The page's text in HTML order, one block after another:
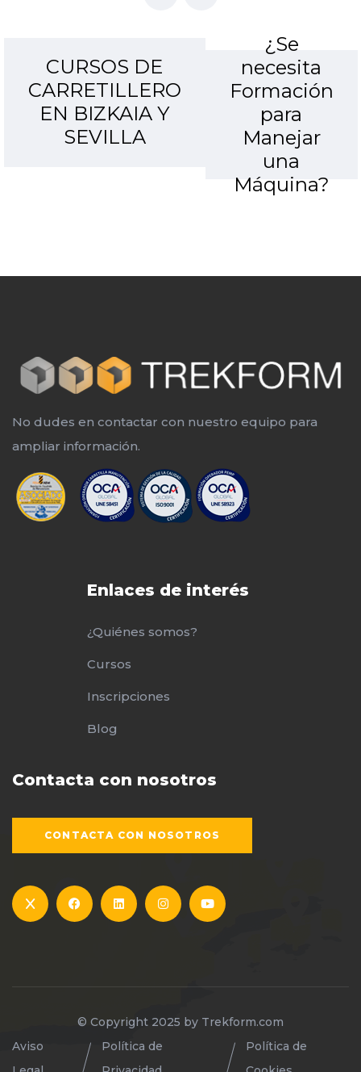
CURSOS DE
CARRETILLERO
EN BIZKAIA Y
SEVILLA
¿Se
necesita
Formación
para
Manejar
una
Máquina?
No dudes en contactar con nuestro equipo para
ampliar información.
Enlaces de interés
¿Quiénes somos?
Cursos
Inscripciones
Blog
Contacta con nosotros
CONTACTA CON NOSOTROS
© Copyright 2025 by Trekform.com
Aviso
Política de
Política de